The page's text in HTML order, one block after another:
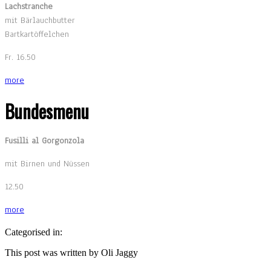
Lachstranche
mit Bärlauchbutter
Bartkartöffelchen
Fr. 16.50
more
Bundesmenu
Fusilli al Gorgonzola
mit Birnen und Nüssen
12.50
more
Categorised in:
This post was written by Oli Jaggy